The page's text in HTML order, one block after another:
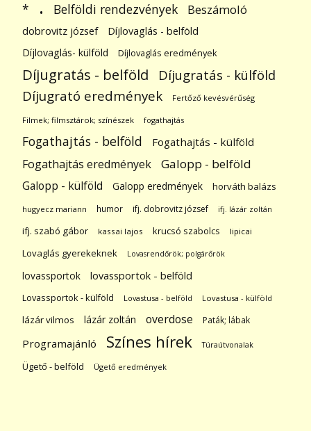
* . Belföldi rendezvények Beszámoló
dobrovitz józsef
Díjlovaglás - belföld
Díjlovaglás- külföld
Díjlovaglás eredmények
Díjugratás - belföld Díjugratás - külföld
Díjugrató eredmények Fertőző kevésvérűség
Filmek; filmsztárok; színészek fogathajtás
Fogathajtás - belföld Fogathajtás - külföld
Fogathajtás eredmények Galopp - belföld
Galopp - külföld Galopp eredmények horváth balázs
hugyecz mariann humor ifj. dobrovitz józsef ifj. lázár zoltán
ifj. szabó gábor kassai lajos krucsó szabolcs lipicai
Lovaglás gyerekeknek Lovasrendőrök; polgárőrök
lovassportok lovassportok - belföld
Lovassportok - külföld Lovastusa - belföld Lovastusa - külföld
lázár vilmos lázár zoltán overdose Paták; lábak
Programajánló Színes hírek Túraútvonalak
Ügető - belföld Ügető eredmények